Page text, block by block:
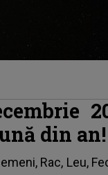
din an!
Rac, Leu,